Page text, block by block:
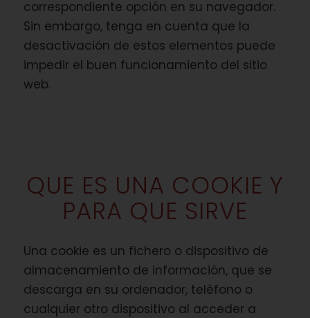
correspondiente opción en su navegador.
Sin embargo, tenga en cuenta que la
desactivación de estos elementos puede
impedir el buen funcionamiento del sitio
web.
QUE ES UNA COOKIE Y
PARA QUE SIRVE
Una cookie es un fichero o dispositivo de
almacenamiento de información, que se
descarga en su ordenador, teléfono o
cualquier otro dispositivo al acceder a